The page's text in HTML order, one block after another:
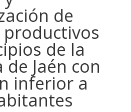
de
productivos
de la
Jaén con
inferior a